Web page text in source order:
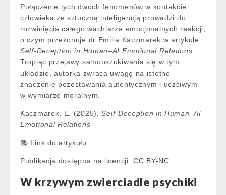
Połączenie tych dwóch fenomenów w kontakcie
człowieka ze sztuczną inteligencją prowadzi do
rozwinięcia całego wachlarza emocjonalnych reakcji,
o czym przekonuje dr Emilia Kaczmarek w artykule
Self‐Deception in Human–AI Emotional Relations
Tropiąc przejawy samooszukiwania się w tym
układzie, autorka zwraca uwagę na istotne
znaczenie pozostawania autentycznym i uczciwym
w wymiarze moralnym.
Kaczmarek, E. (2025),Self-Deception in Human–AI
Emotional Relations
📚 Link do artykułu
Publikacja dostępna na licencji:CC BY-NC
W krzywym zwierciadle psychiki